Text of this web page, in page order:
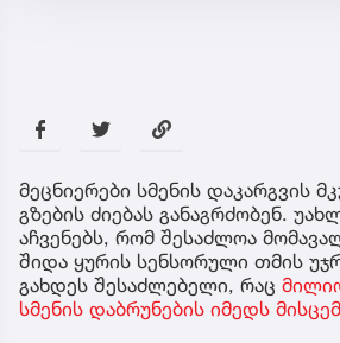
მეცნიერები სმენის დაკარგვის
გზების ძიებას განაგრძობენ.
აჩვენებს, რომ შესაძლოა
შიდა ყურის სენსორული თმის
გახდეს შესაძლებელი, რაც
სმენის დაბრუნების იმედს